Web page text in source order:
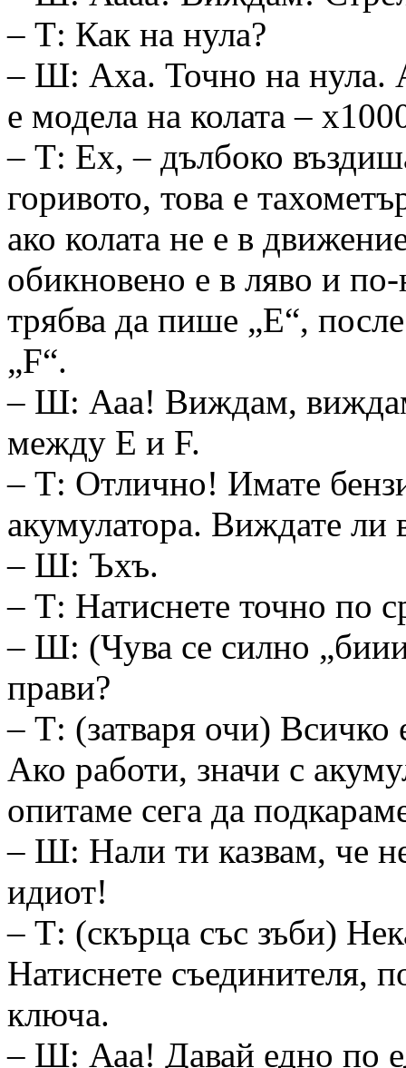
– Т: Как на нула?
– Ш: Аха. Точно на нула.
е модела на колата –
– Т: Ех, – дълбоко
горивото, това е
ако колата не е в
обикновено е в ляво и
трябва да пише „Е“,
„F“.
– Ш: Ааа! Виждам,
между Е и F.
– Т: Отлично! Имате
акумулатора. Виждате ли
– Ш: Ъхъ.
– Т: Натиснете точно по
– Ш: (Чува се силно
прави?
– Т: (затваря очи) Всичко
Ако работи, значи с
опитаме сега да
– Ш: Нали ти казвам, че
идиот!
– Т: (скърца със зъби)
Натиснете съединителя,
ключа.
– Ш: Ааа! Давай едно по